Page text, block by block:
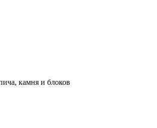
камня и блоков